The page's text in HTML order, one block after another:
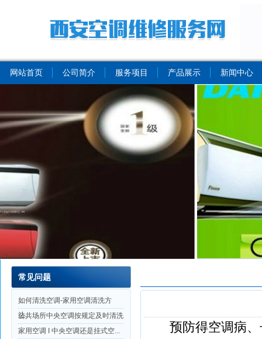
网站首页 公司简介 服务项目 产品展示 新闻中心
常见问题
如何清洗空调-家用空调清洗方
法...
公共场所中央空调按规定及时清洗
家用空调 I 中央空调还是挂式空...
预防得空调病、